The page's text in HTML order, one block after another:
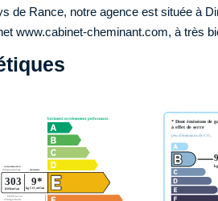
de Rance, notre agence est située à
www.cabinet-cheminant.com, à très